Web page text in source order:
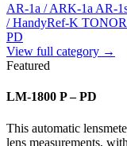
AR-1a / ARK-1a AR-
/ HandyRef-K
PD
View full category →
Featured
LM-1800 P – PD
This automatic
lens measurements,